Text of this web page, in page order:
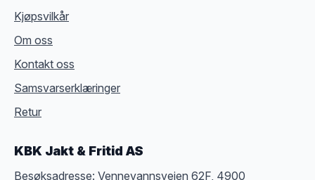
Kjøpsvilkår
Om oss
Kontakt oss
Samsvarserklæringer
Retur
KBK Jakt & Fritid AS
Besøksadresse: Vennevannsveien 62F, 4900